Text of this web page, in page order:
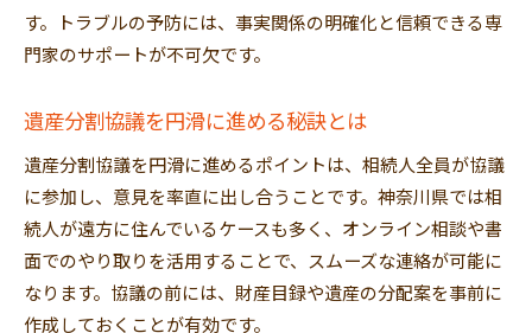
す。トラブルの予防には、事実関係の明確化と信頼できる専
門家のサポートが不可欠です。
遺産分割協議を円滑に進める秘訣とは
遺産分割協議を円滑に進めるポイントは、相続人全員が協議
に参加し、意見を率直に出し合うことです。神奈川県では相
続人が遠方に住んでいるケースも多く、オンライン相談や書
面でのやり取りを活用することで、スムーズな連絡が可能に
なります。協議の前には、財産目録や遺産の分配案を事前に
作成しておくことが有効です。